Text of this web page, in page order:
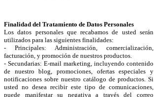
Finalidad del Tratamiento de Datos Personales
Los datos personales que recabamos de usted serán
utilizados para las siguientes finalidades:
- Principales: Administración, comercialización,
facturación, y promoción de nuestros productos.
- Secundarias: E-mail marketing, incluyendo contenido
de nuestro blog, promociones, ofertas especiales y
notificaciones sobre nuestro catálogo de productos. Si
usted no desea recibir este tipo de comunicaciones,
puede manifestar su negativa a través del correo